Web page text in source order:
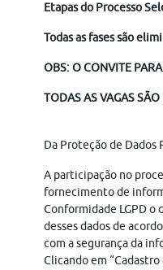
Etapas do Processo
Todas as fases são
OBS: O CONVITE
TODAS AS VAGAS
Da Proteção de Dados
A participação no
fornecimento de
Conformidade LGPD
desses dados de
com a segurança da
Clicando em